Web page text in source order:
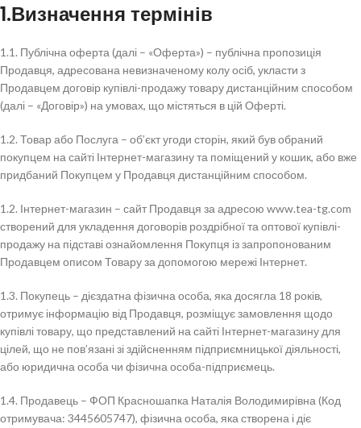
1.Визначення термінів
1.1. Публічна оферта (далі – «Оферта») – публічна пропозиція
Продавця, адресована невизначеному колу осіб, укласти з
Продавцем договір купівлі-продажу товару дистанційним способом
(далі – «Договір») на умовах, що містяться в цій Оферті.
1.2. Товар або Послуга – об’єкт угоди сторін, який був обраний
покупцем на сайті Інтернет-магазину та поміщений у кошик, або вже
придбаний Покупцем у Продавця дистанційним способом.
1.2. Інтернет-магазин – сайт Продавця за адресою www.tea-tg.com
створений для укладення договорів роздрібної та оптової купівлі-
продажу на підставі ознайомлення Покупця із запропонованим
Продавцем описом Товару за допомогою мережі Інтернет.
1.3. Покупець – дієздатна фізична особа, яка досягла 18 років,
отримує інформацію від Продавця, розміщує замовлення щодо
купівлі товару, що представлений на сайті Інтернет-магазину для
цілей, що не пов’язані зі здійсненням підприємницької діяльності,
або юридична особа чи фізична особа-підприємець.
1.4. Продавець – ФОП Красношапка Наталія Володимирівна (Код
отримувача: 3445605747), фізична особа, яка створена і діє